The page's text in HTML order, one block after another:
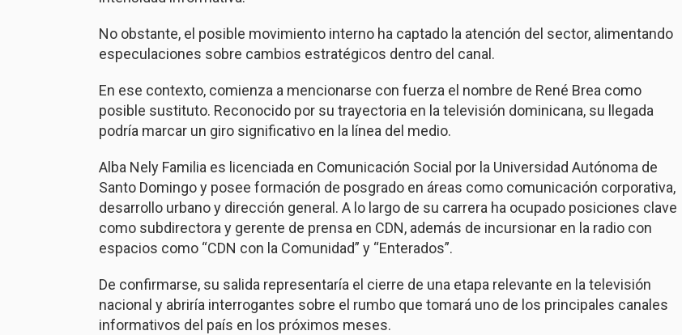
No obstante, el posible movimiento interno ha captado la atención del sector, alimentando
especulaciones sobre cambios estratégicos dentro del canal.
En ese contexto, comienza a mencionarse con fuerza el nombre de René Brea como
posible sustituto. Reconocido por su trayectoria en la televisión dominicana, su llegada
podría marcar un giro significativo en la línea del medio.
Alba Nely Familia es licenciada en Comunicación Social por la Universidad Autónoma de
Santo Domingo y posee formación de posgrado en áreas como comunicación corporativa,
desarrollo urbano y dirección general. A lo largo de su carrera ha ocupado posiciones clave
como subdirectora y gerente de prensa en CDN, además de incursionar en la radio con
espacios como “CDN con la Comunidad” y “Enterados”.
De confirmarse, su salida representaría el cierre de una etapa relevante en la televisión
nacional y abriría interrogantes sobre el rumbo que tomará uno de los principales canales
informativos del país en los próximos meses.